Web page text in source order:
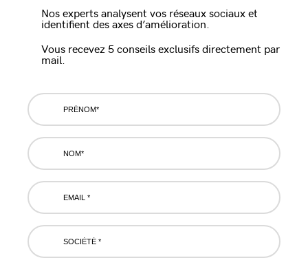
Nos experts analysent vos réseaux sociaux et
identifient des axes d’amélioration.
Vous recevez 5 conseils exclusifs directement par
mail.
Prénom
*
Nom
*
Email
*
Société
*